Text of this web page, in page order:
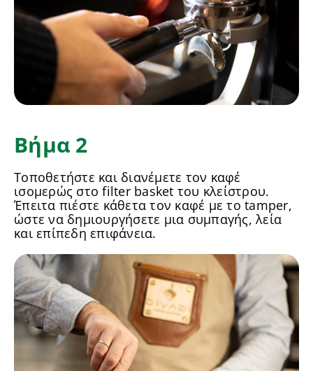
Βήμα 2
Τοποθετήστε και διανέμετε τον καφέ
ισομερώς στo filter basket του κλείστρου.
Έπειτα πιέστε κάθετα τον καφέ με το tamper,
ώστε να δημιουργήσετε μια συμπαγής, λεία
και επίπεδη επιφάνεια.